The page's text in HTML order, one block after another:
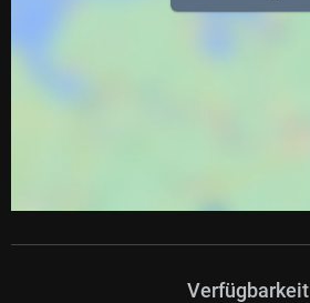
Verfügbarkeit